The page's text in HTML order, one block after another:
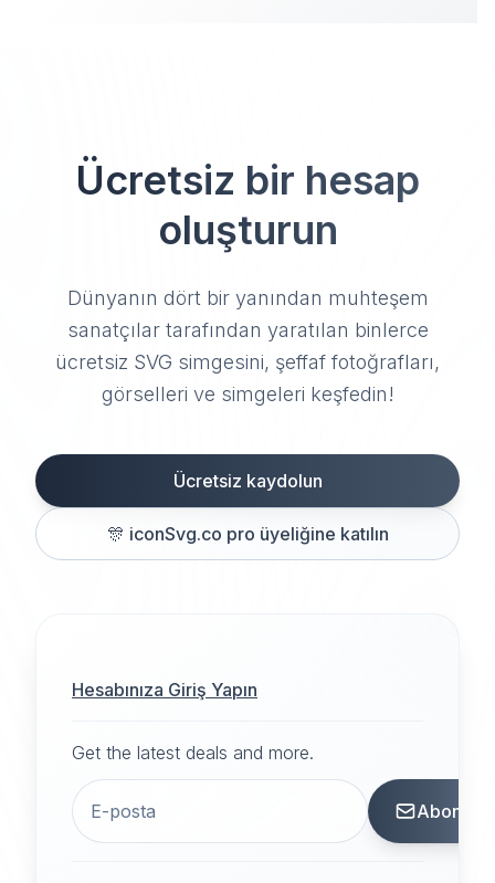
Ücretsiz bir hesap
oluşturun
Dünyanın dört bir yanından muhteşem
sanatçılar tarafından yaratılan binlerce
ücretsiz SVG simgesini, şeffaf fotoğrafları,
görselleri ve simgeleri keşfedin!
Ücretsiz kaydolun
🎊 iconSvg.co pro üyeliğine katılın
Hesabınıza Giriş Yapın
Get the latest deals and more.
Abone